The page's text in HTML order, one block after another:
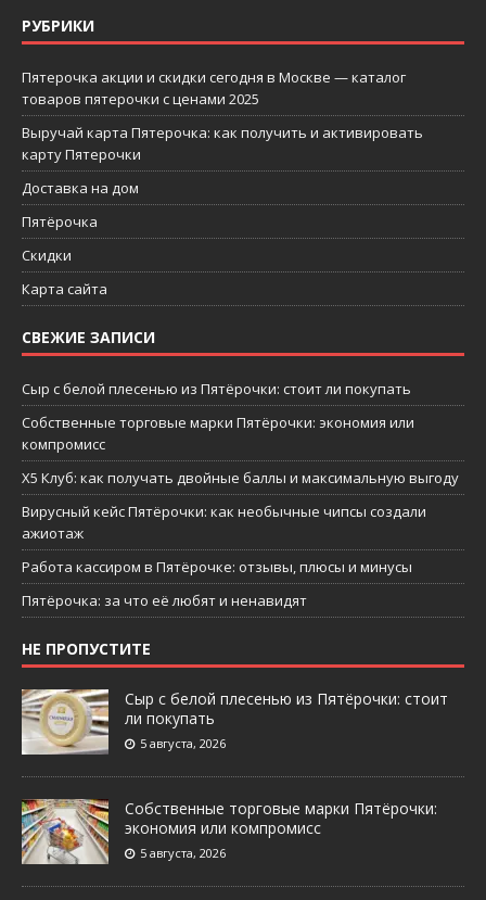
РУБРИКИ
Пятерочка акции и скидки сегодня в Москве — каталог
товаров пятерочки с ценами 2025
Выручай карта Пятерочка: как получить и активировать
карту Пятерочки
Доставка на дом
Пятёрочка
Скидки
Карта сайта
СВЕЖИЕ ЗАПИСИ
Сыр с белой плесенью из Пятёрочки: стоит ли покупать
Собственные торговые марки Пятёрочки: экономия или
компромисс
X5 Клуб: как получать двойные баллы и максимальную выгоду
Вирусный кейс Пятёрочки: как необычные чипсы создали
ажиотаж
Работа кассиром в Пятёрочке: отзывы, плюсы и минусы
Пятёрочка: за что её любят и ненавидят
НЕ ПРОПУСТИТЕ
Сыр с белой плесенью из Пятёрочки: стоит
ли покупать
5 августа, 2026
Собственные торговые марки Пятёрочки:
экономия или компромисс
5 августа, 2026